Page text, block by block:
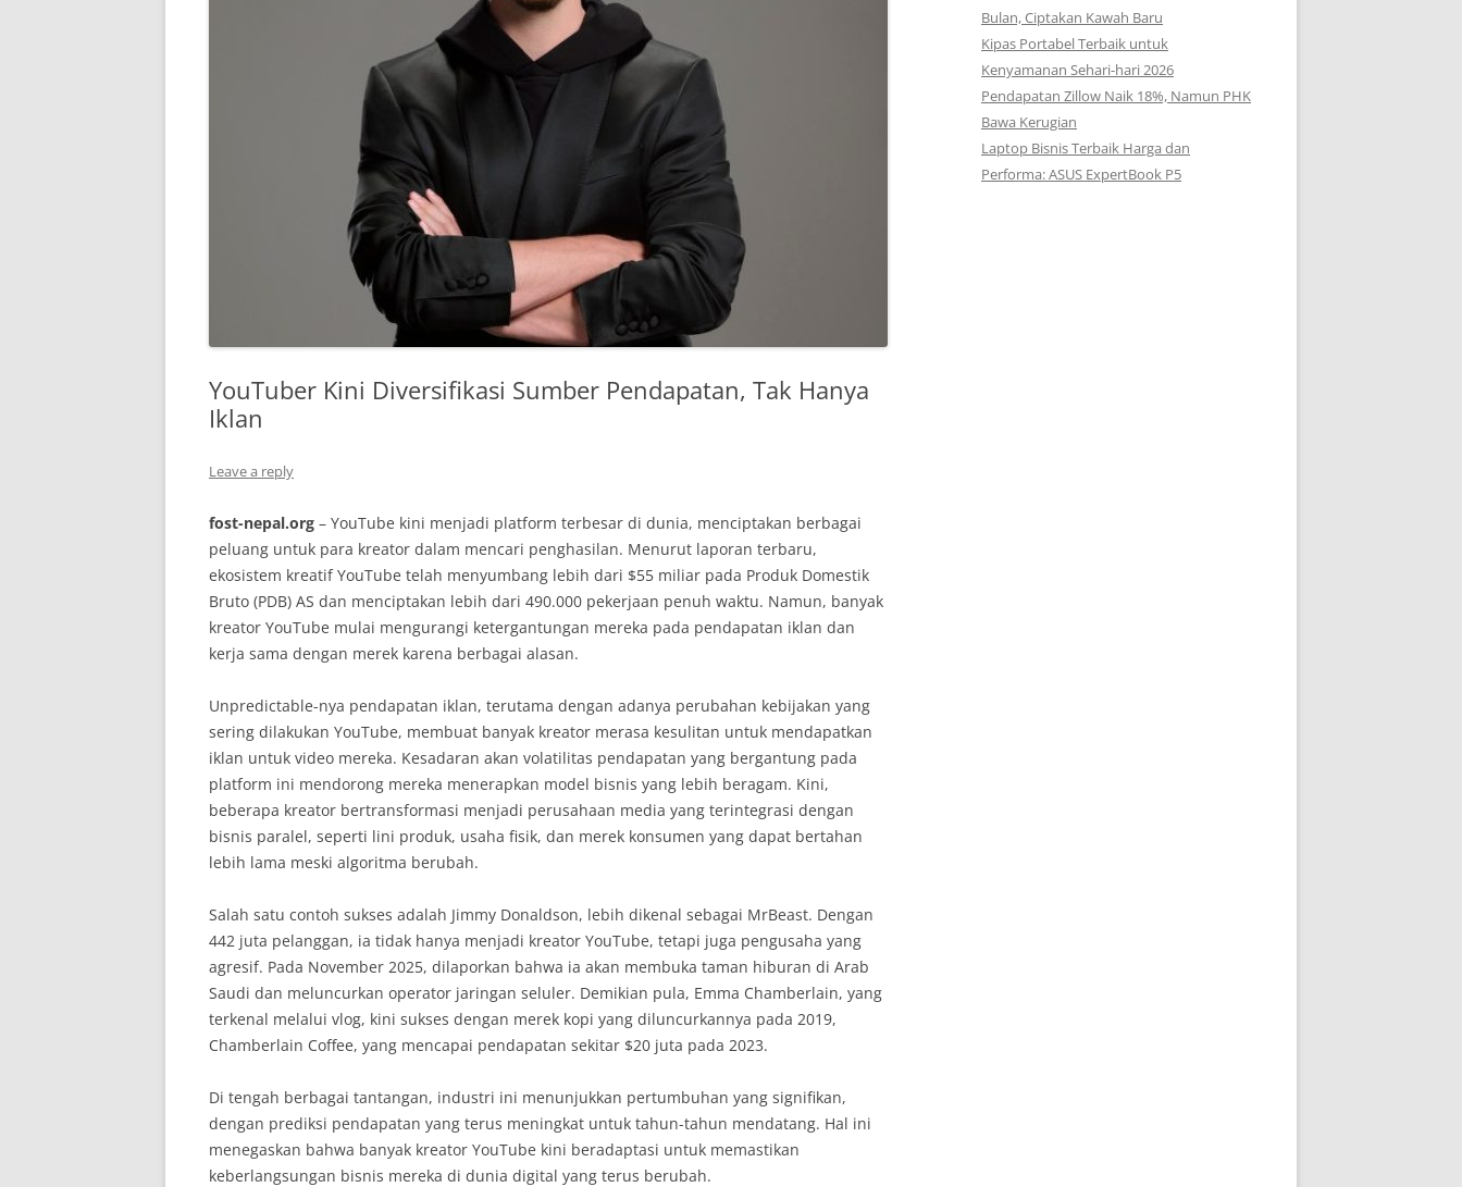
YouTuber Kini Diversifikasi Sumber Pendapatan, Tak Hanya
Iklan
Leave a reply
fost-nepal.org – YouTube kini menjadi platform terbesar di dunia, menciptakan berbagai
peluang untuk para kreator dalam mencari penghasilan. Menurut laporan terbaru,
ekosistem kreatif YouTube telah menyumbang lebih dari $55 miliar pada Produk Domestik
Bruto (PDB) AS dan menciptakan lebih dari 490.000 pekerjaan penuh waktu. Namun, banyak
kreator YouTube mulai mengurangi ketergantungan mereka pada pendapatan iklan dan
kerja sama dengan merek karena berbagai alasan.
Unpredictable-nya pendapatan iklan, terutama dengan adanya perubahan kebijakan yang
sering dilakukan YouTube, membuat banyak kreator merasa kesulitan untuk mendapatkan
iklan untuk video mereka. Kesadaran akan volatilitas pendapatan yang bergantung pada
platform ini mendorong mereka menerapkan model bisnis yang lebih beragam. Kini,
beberapa kreator bertransformasi menjadi perusahaan media yang terintegrasi dengan
bisnis paralel, seperti lini produk, usaha fisik, dan merek konsumen yang dapat bertahan
lebih lama meski algoritma berubah.
Salah satu contoh sukses adalah Jimmy Donaldson, lebih dikenal sebagai MrBeast. Dengan
442 juta pelanggan, ia tidak hanya menjadi kreator YouTube, tetapi juga pengusaha yang
agresif. Pada November 2025, dilaporkan bahwa ia akan membuka taman hiburan di Arab
Saudi dan meluncurkan operator jaringan seluler. Demikian pula, Emma Chamberlain, yang
terkenal melalui vlog, kini sukses dengan merek kopi yang diluncurkannya pada 2019,
Chamberlain Coffee, yang mencapai pendapatan sekitar $20 juta pada 2023.
Di tengah berbagai tantangan, industri ini menunjukkan pertumbuhan yang signifikan,
dengan prediksi pendapatan yang terus meningkat untuk tahun-tahun mendatang. Hal ini
menegaskan bahwa banyak kreator YouTube kini beradaptasi untuk memastikan
keberlangsungan bisnis mereka di dunia digital yang terus berubah.
Bulan, Ciptakan Kawah Baru
Kipas Portabel Terbaik untuk
Kenyamanan Sehari-hari 2026
Pendapatan Zillow Naik 18%, Namun PHK
Bawa Kerugian
Laptop Bisnis Terbaik Harga dan
Performa: ASUS ExpertBook P5